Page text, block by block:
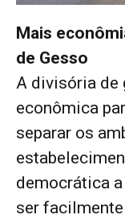
Mais
de Gesso
A divisória de
econômica
separar os
democrática
ser